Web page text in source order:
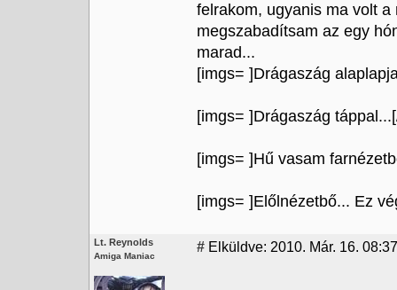
felrakom, ugyanis ma volt
megszabadítsam az egy
marad...
[imgs= ]Drágaszág
[imgs= ]Drágaszág
[imgs= ]Hű vasam
[imgs= ]Előlnézetbő... Ez
Lt. Reynolds
Amiga Maniac
# Elküldve: 2010. Már. 16. 08:37